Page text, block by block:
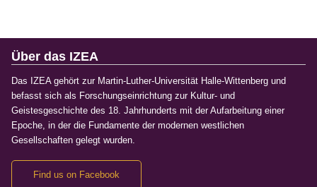
Über das IZEA
Das IZEA gehört zur Martin-Luther-Universität Halle-Wittenberg und
befasst sich als Forschungseinrichtung zur Kultur- und
Geistesgeschichte des 18. Jahrhunderts mit der Aufarbeitung einer
Epoche, in der die Fundamente der modernen westlichen
Gesellschaften gelegt wurden.
Find us on Facebook